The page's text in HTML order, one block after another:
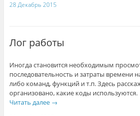
28 Декабрь 2015
Лог работы
Иногда становится необходимым
последовательность и затраты времени
либо команд, функций и т.п. Здесь
организовано, какие коды используются.
Читать далее →